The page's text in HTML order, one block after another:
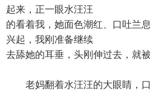
起来，正一眼水汪汪
的看着我，她面色潮红、口吐兰
兴起，我刚准备继续
去舔她的耳垂，头刚伸过去，就
老妈翻着水汪汪的大眼睛，口